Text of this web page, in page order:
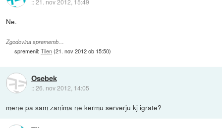
Ne.
Zgodovina sprememb…
spremenil:Tilen(21. nov 2012 ob 15:50)
Osebek
::26. nov 2012, 14:05
mene pa sam zanima ne kermu serverju kj igrate?